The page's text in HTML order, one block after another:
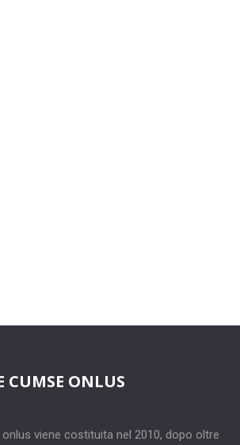
CUMSE ONLUS
onlus viene costituita nel 2010, dopo oltre